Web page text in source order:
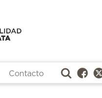
Contacto